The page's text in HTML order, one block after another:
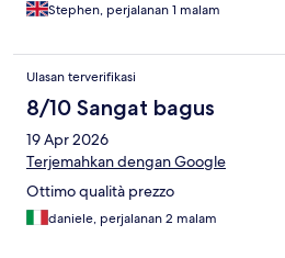
Stephen, perjalanan 1 malam
Ulasan terverifikasi
8/10 Sangat bagus
19 Apr 2026
Terjemahkan dengan Google
Ottimo qualità prezzo
daniele, perjalanan 2 malam